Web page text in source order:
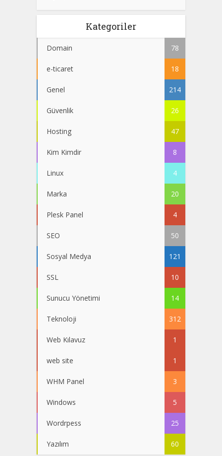
Kategoriler
Domain 78
e-ticaret 18
Genel 214
Güvenlik 26
Hosting 47
Kim Kimdir 8
Linux 4
Marka 20
Plesk Panel 4
SEO 50
Sosyal Medya 121
SSL 10
Sunucu Yönetimi 14
Teknoloji 312
Web Kılavuz 1
web site 1
WHM Panel 3
Windows 5
Wordrpess 25
Yazılım 60